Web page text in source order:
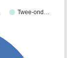
Twee-ond…